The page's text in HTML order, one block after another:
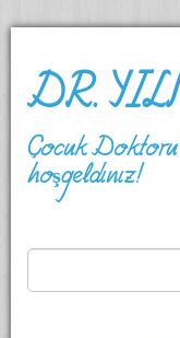
DR.
Çocuk Doktoru
hoşgeldiniz!